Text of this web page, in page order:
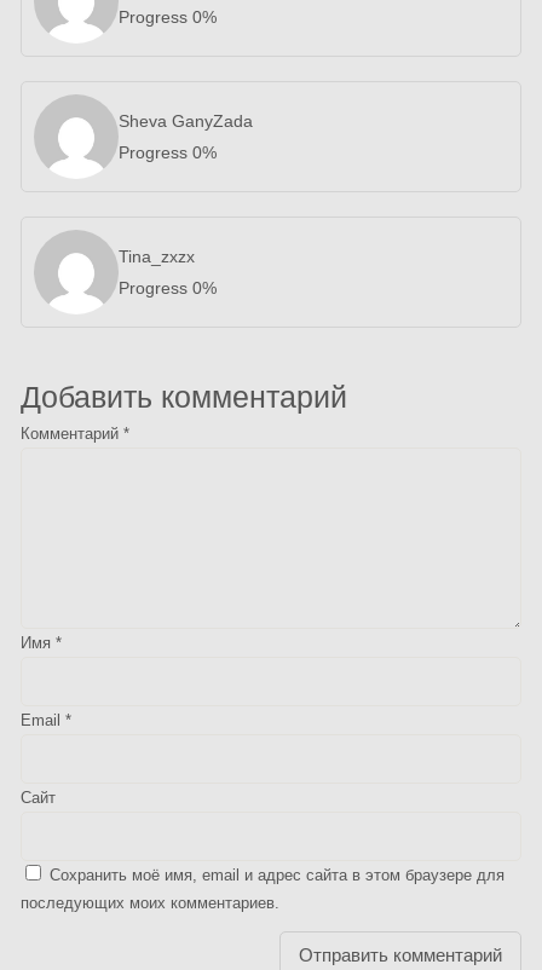
Progress 0%
Sheva GanyZada
Progress 0%
Tina_zxzx
Progress 0%
Добавить комментарий
Комментарий *
Имя *
Email *
Сайт
Сохранить моё имя, email и адрес сайта в этом браузере для
последующих моих комментариев.